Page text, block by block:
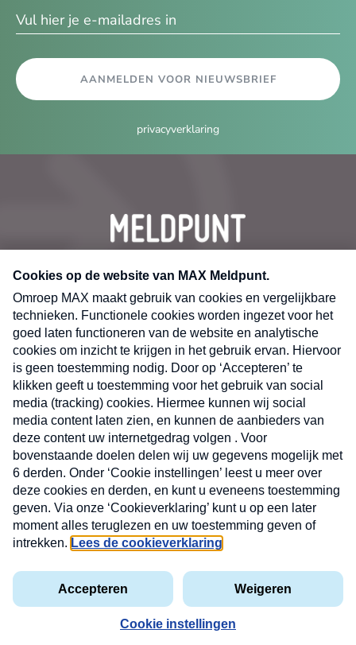
AANMELDEN VOOR NIEUWSBRIEF
privacyverklaring
CONTACT
Volg ons op
MAX
Cookieverklaring
Kwetsbaarheid
X
Nieuwsbrief
Neem hier een gratis abonnement op de MAX
Consumenten nieuwsbrief. Elke maandag en
donderdag in uw mailbox.
e-
VOOR
privacyverklaring